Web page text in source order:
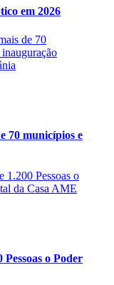
em 2026
70 municípios e
o Poder